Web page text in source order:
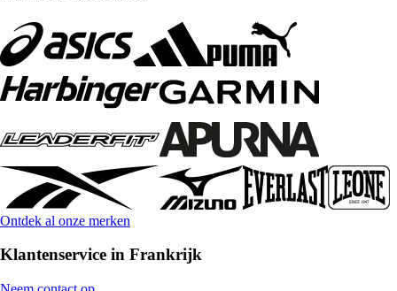
Ontdek al onze merken
Klantenservice in Frankrijk